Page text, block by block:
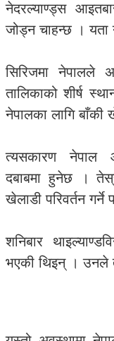
नेदरल्याण्ड्स
जोड्न चाहन्छ ।
सिरिजमा नेपालले
तालिकाको शीर्ष
नेपालका लागि
त्यसकारण नेपाल
दबाबमा हुनेछ ।
खेलाडी परिवर्तन
शनिबार
भएकी थिइन् । उनले